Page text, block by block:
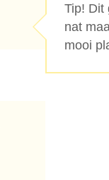
Tip! Dit
nat
mooi